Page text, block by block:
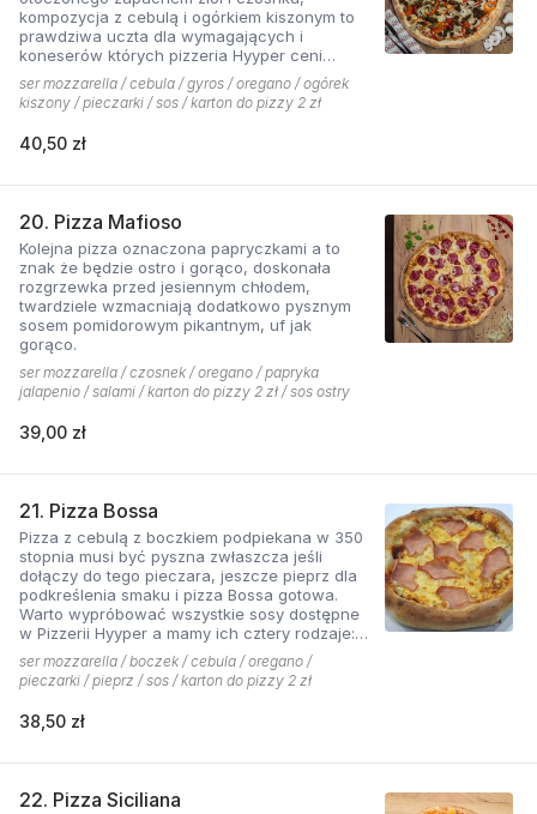
kompozycja z cebulą i ogórkiem kiszonym to
prawdziwa uczta dla wymagających i
koneserów których pizzeria Hyyper ceni
najbardziej. . Chodzą słuchy, że gyros Hyyper
jest najlepszy w mieście
ser mozzarella / cebula / gyros / oregano / ogórek
kiszony / pieczarki / sos / karton do pizzy 2 zł
40,50 zł
20. Pizza Mafioso
Kolejna pizza oznaczona papryczkami a to
znak że będzie ostro i gorąco, doskonała
rozgrzewka przed jesiennym chłodem,
twardziele wzmacniają dodatkowo pysznym
sosem pomidorowym pikantnym, uf jak
gorąco.
ser mozzarella / czosnek / oregano / papryka
jalapenio / salami / karton do pizzy 2 zł / sos ostry
39,00 zł
21. Pizza Bossa
Pizza z cebulą z boczkiem podpiekana w 350
stopnia musi być pyszna zwłaszcza jeśli
dołączy do tego pieczara, jeszcze pieprz dla
podkreślenia smaku i pizza Bossa gotowa.
Warto wypróbować wszystkie sosy dostępne
w Pizzerii Hyyper a mamy ich cztery rodzaje:
pomidorowy łagodny, pomidorowy pikantny,
jogurtowo-czosnkowy oraz sos słodko-
kwaśny , każdy niepowtarzalny w smaku.
ser mozzarella / boczek / cebula / oregano /
pieczarki / pieprz / sos / karton do pizzy 2 zł
38,50 zł
22. Pizza Siciliana